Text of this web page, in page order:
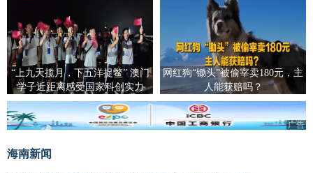
“上九天揽月，下五洋捉鳖” 澳门
学子近距离感受国家科创实力
网红狗“锄头”被偷宰卖180元，主
人能获赔吗？
广告
海南新闻